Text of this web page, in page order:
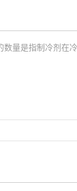
量是指制冷剂在